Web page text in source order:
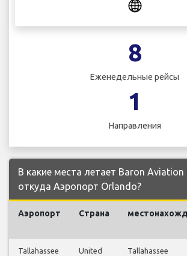
8
Еженедельные рейсы
1
Направления
В какие места летает Baron Aviation
откуда Аэропорт Orlando?
Аэропорт Страна
Tallahassee
United
Tallahassee